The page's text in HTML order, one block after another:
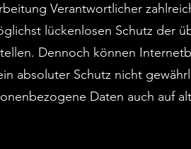
Verantwortlicher
lückenlosen Schutz der
Dennoch können
absoluter Schutz nicht
Daten auch auf